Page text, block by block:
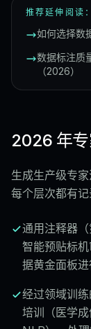
推荐延伸阅读：
如何选择数
数据标注质
（2026）
2026 年
生成生产级专
每个层次都有记
通用注释器
智能预贴标
据黄金面板进
经过领域训
培训（医学